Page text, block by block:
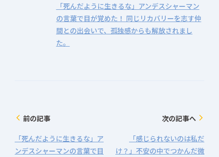
「死んだように生きるな」アンデスシャーマン
の言葉で目が覚めた！ 同じリカバリーを志す仲
間との出会いで、孤独感からも解放されまし
た。
arrow_back_ios 前の記事
「死んだように生きるな」ア
ンデスシャーマンの言葉で目
次の記事へ arrow_forward_ios
「感じられないのは私だ
け？」不安の中でつかんだ微